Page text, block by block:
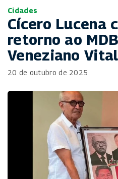
Cidades
Cícero Lucena
retorno ao
Veneziano
20 de outubro de 2025